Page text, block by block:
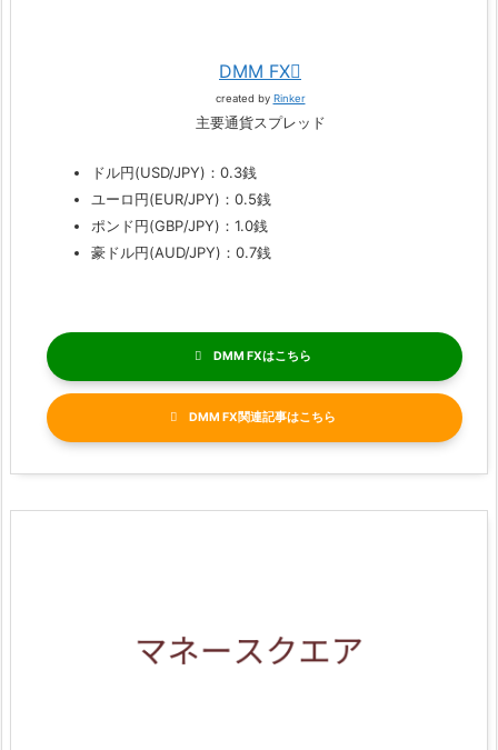
DMM FX
created by Rinker
主要通貨スプレッド
ドル円(USD/JPY)：0.3銭
ユーロ円(EUR/JPY)：0.5銭
ポンド円(GBP/JPY)：1.0銭
豪ドル円(AUD/JPY)：0.7銭
DMM FX
DMM FX関連記事